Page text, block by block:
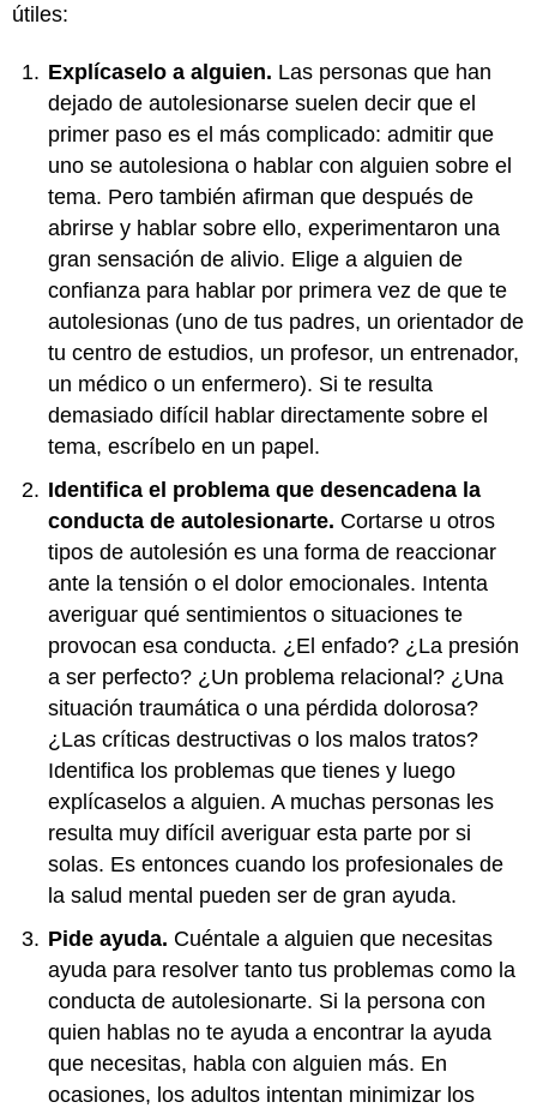
útiles:
Explícaselo a alguien. Las personas que han
dejado de autolesionarse suelen decir que el
primer paso es el más complicado: admitir que
uno se autolesiona o hablar con alguien sobre el
tema. Pero también afirman que después de
abrirse y hablar sobre ello, experimentaron una
gran sensación de alivio. Elige a alguien de
confianza para hablar por primera vez de que te
autolesionas (uno de tus padres, un orientador de
tu centro de estudios, un profesor, un entrenador,
un médico o un enfermero). Si te resulta
demasiado difícil hablar directamente sobre el
tema, escríbelo en un papel.
Identifica el problema que desencadena la
conducta de autolesionarte. Cortarse u otros
tipos de autolesión es una forma de reaccionar
ante la tensión o el dolor emocionales. Intenta
averiguar qué sentimientos o situaciones te
provocan esa conducta. ¿El enfado? ¿La presión
a ser perfecto? ¿Un problema relacional? ¿Una
situación traumática o una pérdida dolorosa?
¿Las críticas destructivas o los malos tratos?
Identifica los problemas que tienes y luego
explícaselos a alguien. A muchas personas les
resulta muy difícil averiguar esta parte por si
solas. Es entonces cuando los profesionales de
la salud mental pueden ser de gran ayuda.
Pide ayuda. Cuéntale a alguien que necesitas
ayuda para resolver tanto tus problemas como la
conducta de autolesionarte. Si la persona con
quien hablas no te ayuda a encontrar la ayuda
que necesitas, habla con alguien más. En
ocasiones, los adultos intentan minimizar los